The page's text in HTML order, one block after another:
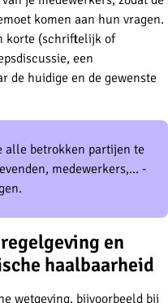
komen aan hun vragen.
korte (schriftelijk of
een
de huidige en de gewenste
alle betrokken partijen te
medewerkers,… -
en
haalbaarheid
wetgeving, bijvoorbeeld bij